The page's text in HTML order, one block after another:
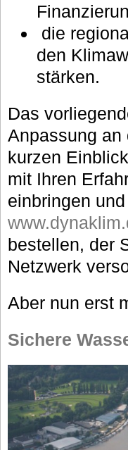
die
den
stärken.
Das
Anpassung
kurzen
mit Ihren
einbringen
bestellen, der
Netzwerk
Aber nun erst
Sichere